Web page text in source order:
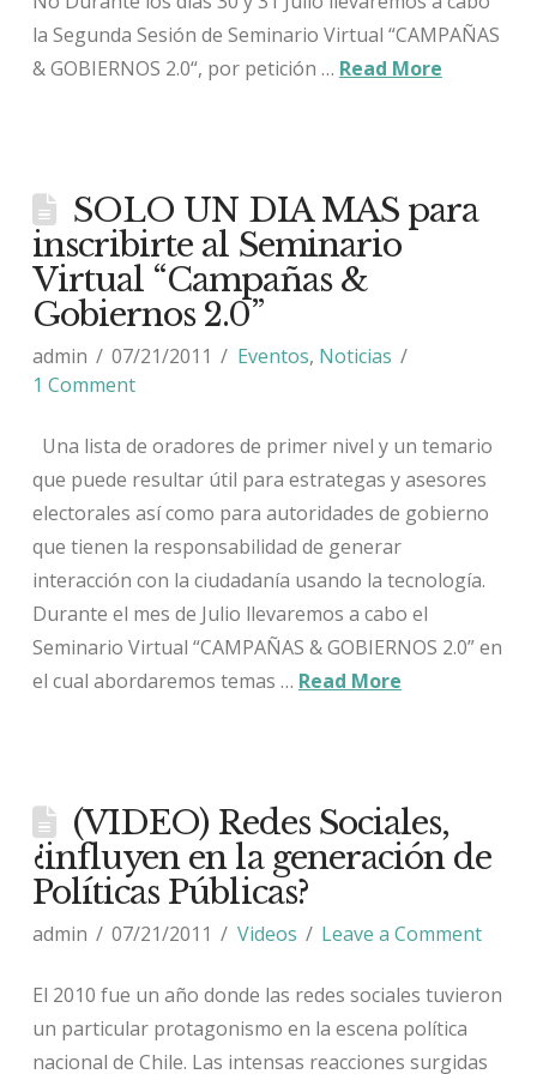
la Segunda Sesión de Seminario Virtual “CAMPAÑAS
& GOBIERNOS 2.0“, por petición … Read More
SOLO UN DIA MAS para
inscribirte al Seminario
Virtual “Campañas &
Gobiernos 2.0”
admin 07/21/2011 Eventos, Noticias
1 Comment
Una lista de oradores de primer nivel y un temario
que puede resultar útil para estrategas y asesores
electorales así como para autoridades de gobierno
que tienen la responsabilidad de generar
interacción con la ciudadanía usando la tecnología.
Durante el mes de Julio llevaremos a cabo el
Seminario Virtual “CAMPAÑAS & GOBIERNOS 2.0” en
el cual abordaremos temas … Read More
(VIDEO) Redes Sociales,
¿influyen en la generación de
Políticas Públicas?
admin 07/21/2011 Videos Leave a Comment
El 2010 fue un año donde las redes sociales tuvieron
un particular protagonismo en la escena política
nacional de Chile. Las intensas reacciones surgidas